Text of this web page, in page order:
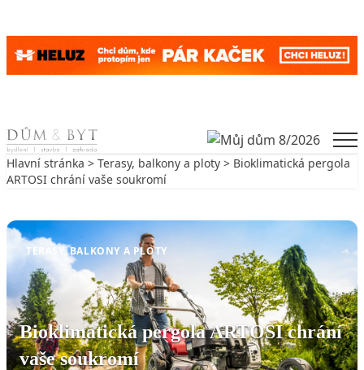
Skip to content
Hlavní stránka > Terasy, balkony a ploty > Bioklimatická pergola
ARTOSI chrání vaše soukromí
TERASY, BALKONY A PLOTY
Bioklimatická pergola ARTOSI chrání
vaše soukromí